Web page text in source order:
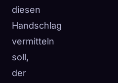
diesen
Handschlag
vermitteln
soll,
der